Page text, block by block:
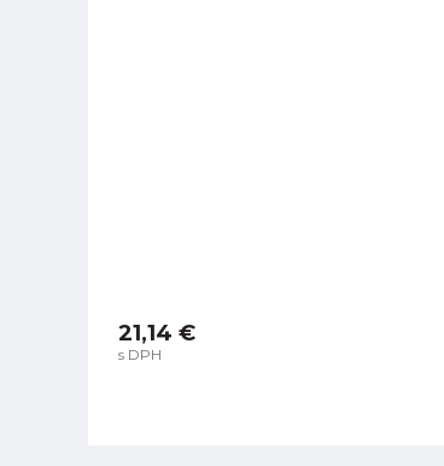
21,14 €
s DPH